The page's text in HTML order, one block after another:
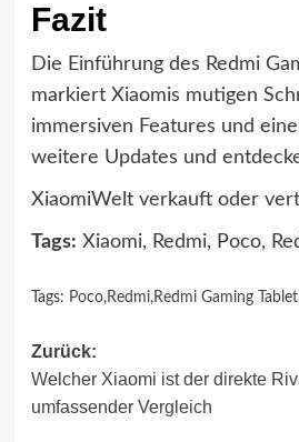
Fazit
Die Einführung des Redmi
markiert Xiaomis mutigen
immersiven Features und
weitere Updates und
XiaomiWelt verkauft oder
Tags: Xiaomi, Redmi, Poco,
Tags: Poco,Redmi,Redmi Gaming Tablet
Zurück:
Welcher Xiaomi ist der direkte
umfassender Vergleich